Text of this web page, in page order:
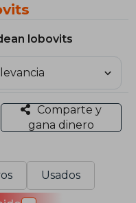
lobovits
Comparte y
gana dinero
Usados